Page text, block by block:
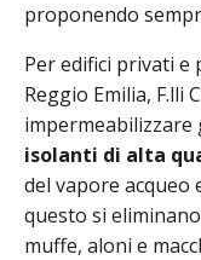
proponendo
Per edifici privati e
Reggio Emilia, F.lli
impermeabilizzare
isolanti di alta
del vapore acqueo
questo si
muffe, aloni e